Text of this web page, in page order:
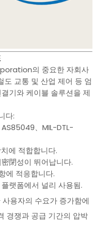
의 중요한 자회사
도 교통 및 산업 제어 등 엄
기와 케이블 솔루션을 제
다:
、MIL-DTL-
에 적합합니다.
閉성이 뛰어납니다.
에 적응합니다.
랫폼에서 널리 사용됨.
용자의 수요가 증가함에
경쟁과 공급 기간의 압박